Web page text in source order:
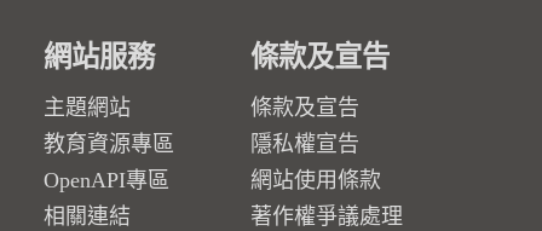
網站服務
主題網站
教育資源專區
OpenAPI專區
相關連結
條款及宣告
條款及宣告
隱私權宣告
網站使用條款
著作權爭議處理